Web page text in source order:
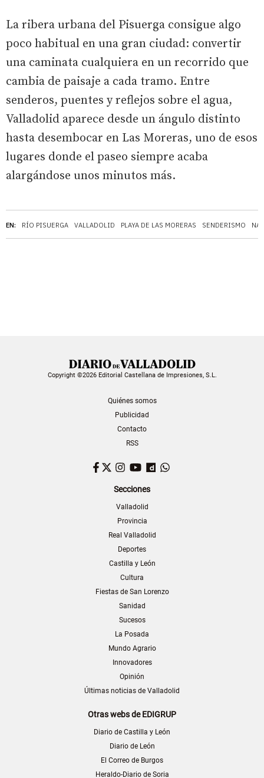
EN: RÍO PISUERGA VALLADOLID PLAYA DE LAS MORERAS SENDERISMO
La ribera urbana del Pisuerga consigue algo
poco habitual en una gran ciudad: convertir
una caminata cualquiera en un recorrido que
cambia de paisaje a cada tramo. Entre
senderos, puentes y reflejos sobre el agua,
Valladolid aparece desde un ángulo distinto
hasta desembocar en Las Moreras, uno de esos
lugares donde el paseo siempre acaba
alargándose unos minutos más.
Copyright ©2026 Editorial Castellana de Impresiones, S.L.
Quiénes somos
Publicidad
Contacto
RSS
Facebook
TwitterInstagram
YouTubeDailymotion
Secciones
Valladolid
Provincia
Real Valladolid
Deportes
Castilla y León
Cultura
Fiestas de San Lorenzo
Sanidad
Sucesos
La Posada
Mundo Agrario
Innovadores
Opinión
Últimas noticias de Valladolid
Otras webs de EDIGRUP
Diario de Castilla y León
Diario de León
El Correo de Burgos
Heraldo-Diario de Soria